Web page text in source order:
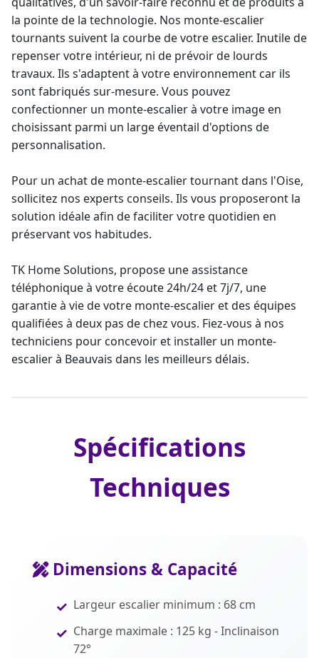
la pointe de la technologie. Nos monte-escalier
tournants suivent la courbe de votre escalier. Inutile de
repenser votre intérieur, ni de prévoir de lourds
travaux. Ils s'adaptent à votre environnement car ils
sont fabriqués sur-mesure. Vous pouvez
confectionner un monte-escalier à votre image en
choisissant parmi un large éventail d'options de
personnalisation.
Pour un achat de monte-escalier tournantdans l'Oise,
sollicitez nos experts conseils. Ils vous proposeront la
solution idéale afin de faciliter votre quotidien en
préservant vos habitudes.
TK Home Solutions, propose une assistance
téléphonique à votre écoute 24h/24 et 7j/7, une
garantie à viede votre monte-escalier et des équipes
qualifiées à deux pas de chez vous. Fiez-vous à nos
techniciens pour concevoir et installer un monte-
escalier à Beauvais dans les meilleurs délais.
Spécifications
Techniques
Dimensions & Capacité
Largeur escalier minimum : 68 cm
Charge maximale : 125 kg - Inclinaison
72°